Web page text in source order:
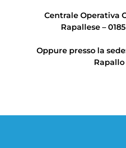
Centrale Operativa
Rapallese –
Oppure presso la
Rapallo